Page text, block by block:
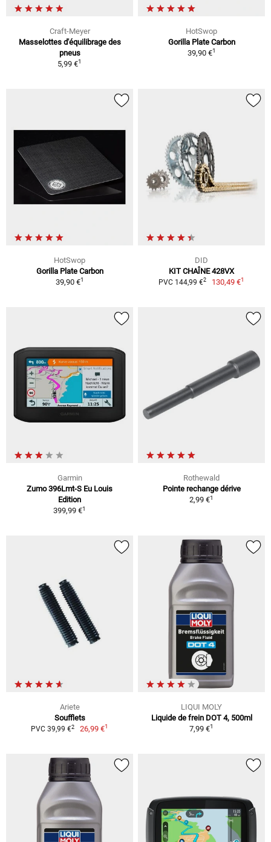
Craft-Meyer
Masselottes d'équilibrage des
pneus
5,99 €1
HotSwop
Gorilla Plate Carbon
39,90 €1
HotSwop
Gorilla Plate Carbon
39,90 €1
DID
KIT CHAÎNE 428VX
PVC 144,99 €2 130,49 €1
Garmin
Zumo 396Lmt-S Eu Louis
Edition
399,99 €1
Rothewald
Pointe rechange dérive
2,99 €1
Ariete
Soufflets
PVC 39,99 €2 26,99 €1
LIQUI MOLY
Liquide de frein DOT 4, 500ml
7,99 €1